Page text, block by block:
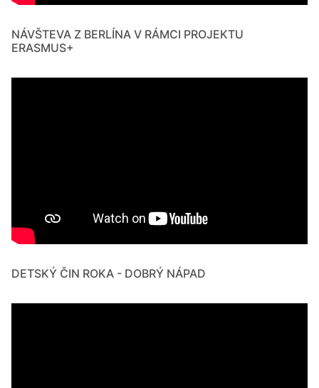
NÁVŠTEVA Z BERLÍNA V RÁMCI PROJEKTU
ERASMUS+
DETSKÝ ČIN ROKA - DOBRÝ NÁPAD